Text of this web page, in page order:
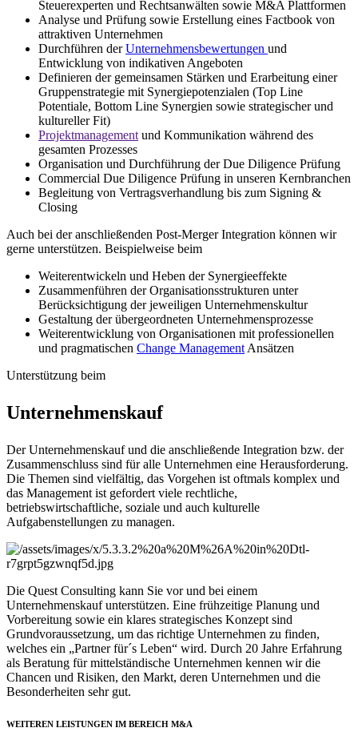
Steuerexperten und Rechtsanwälten sowie M&A Plattformen
Analyse und Prüfung sowie Erstellung eines Factbook von
attraktiven Unternehmen
Durchführen derUnternehmensbewertungen und
Entwicklung von indikativen Angeboten
Definieren der gemeinsamen Stärken und Erarbeitung einer
Gruppenstrategie mit Synergiepotenzialen (Top Line
Potentiale, Bottom Line Synergien sowie strategischer und
kultureller Fit)
Projektmanagement und Kommunikation während des
gesamten Prozesses
Organisation und Durchführung der Due Diligence Prüfung
Commercial Due Diligence Prüfung in unseren Kernbranchen
Begleitung von Vertragsverhandlung bis zum Signing &
Closing
Auch bei der anschließenden Post-Merger Integration können wir
gerne unterstützen. Beispielweise beim
Weiterentwickeln und Heben der Synergieeffekte
Zusammenführen der Organisationsstrukturen unter
Berücksichtigung der jeweiligen Unternehmenskultur
Gestaltung der übergeordneten Unternehmensprozesse
Weiterentwicklung von Organisationen mit professionellen
und pragmatischen Change Management Ansätzen
Unterstützung beim
Unternehmenskauf
Der Unternehmenskauf und die anschließende Integration bzw. der
Zusammenschluss sind für alle Unternehmen eine Herausforderung.
Die Themen sind vielfältig, das Vorgehen ist oftmals komplex und
das Management ist gefordert viele rechtliche,
betriebswirtschaftliche, soziale und auch kulturelle
Aufgabenstellungen zu managen.
Die Quest Consulting kann Sie vor und bei einem
Unternehmenskauf unterstützen. Eine frühzeitige Planung und
Vorbereitung sowie ein klares strategisches Konzept sind
Grundvoraussetzung, um das richtige Unternehmen zu finden,
welches ein „Partner für´s Leben“ wird. Durch 20 Jahre Erfahrung
als Beratung für mittelständische Unternehmen kennen wir die
Chancen und Risiken, den Markt, deren Unternehmen und die
Besonderheiten sehr gut.
WEITEREN LEISTUNGEN IM BEREICH M&A